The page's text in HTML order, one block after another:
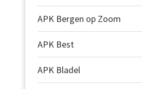
APK Bergen op Zoom
APK Best
APK Bladel